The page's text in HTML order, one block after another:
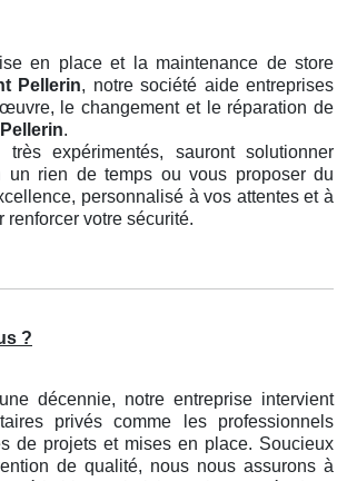
en place et la maintenance de store
Pellerin, notre société aide entreprises
le changement et le réparation de
.
très expérimentés, sauront solutionner
un rien de temps ou vous proposer du
personnalisé à vos attentes et à
renforcer votre sécurité.
?
décennie, notre entreprise intervient
privés comme les professionnels
de projets et mises en place. Soucieux
de qualité, nous nous assurons à